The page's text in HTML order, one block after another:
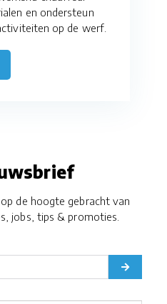
en ondersteun
op de werf.
de hoogte gebracht van
jobs, tips & promoties.